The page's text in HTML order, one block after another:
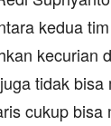
kedua
kecurian
tidak bisa
cukup bisa